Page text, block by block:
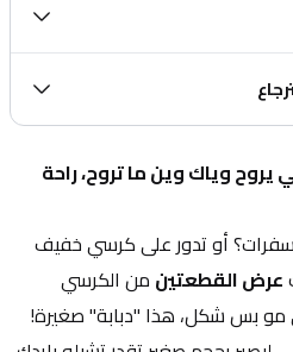
عرض القطعتين